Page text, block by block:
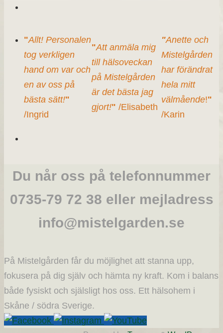
"Allt! Personalen
tog verkligen
hand om var och
en av oss på
bästa sätt!"
/Ingrid
"Att anmäla mig
till hälsoveckan
på Mistelgården
är det bästa jag
gjort!" /Elisabeth
"Anette och
Mistelgården
har förändrat
hela mitt
välmående!"
/Karin
Du når oss på telefonnummer
0735-79 72 38 eller mejladress
info@mistelgarden.se
På Mistelgården får du möjlighet att stanna upp,
fokusera på dig själv och hämta ny kraft. Kom i balans
både fysiskt och själsligt hos oss. Ett hälsohem i
Skåne / södra Sverige.